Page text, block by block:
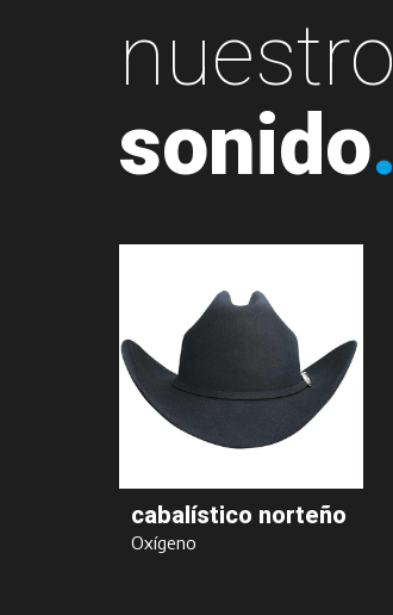
nuestro
sonido.
cabalístico norteño
Oxígeno